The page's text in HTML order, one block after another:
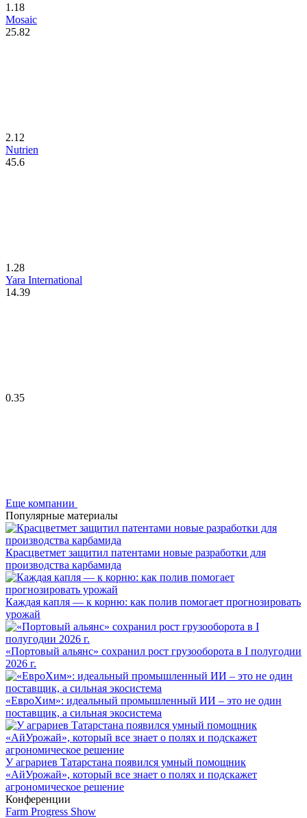
1.18
Mosaic
25.82
2.12
Nutrien
45.6
1.28
Yara International
14.39
0.35
Еще компании
Популярные материалы
Красцветмет защитил патентами новые разработки для
производства карбамида
Каждая капля — к корню: как полив помогает прогнозировать
урожай
«Портовый альянс» сохранил рост грузооборота в I полугодии
2026 г.
«ЕвроХим»: идеальный промышленный ИИ – это не один
поставщик, а сильная экосистема
У аграриев Татарстана появился умный помощник
«АйУрожай», который все знает о полях и подскажет
агрономическое решение
Конференции
Farm Progress Show